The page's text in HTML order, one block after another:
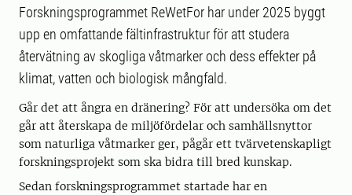
Forskningsprogrammet ReWetFor har under 2025 byggt
upp en omfattande fältinfrastruktur för att studera
återvätning av skogliga våtmarker och dess effekter på
klimat, vatten och biologisk mångfald.
Går det att ångra en dränering? För att undersöka om det
går att återskapa de miljöfördelar och samhällsnyttor
som naturliga våtmarker ger, pågår ett tvärvetenskapligt
forskningsprojekt som ska bidra till bred kunskap.
Sedan forskningsprogrammet startade har en